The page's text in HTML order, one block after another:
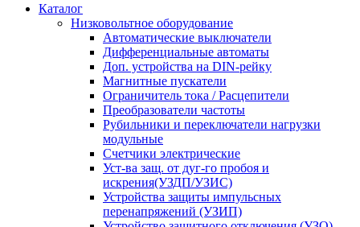
Каталог
Низковольтное оборудование
Автоматические выключатели
Дифференциальные автоматы
Доп. устройства на DIN-рейку
Магнитные пускатели
Ограничитель тока / Расцепители
Преобразователи частоты
Рубильники и переключатели нагрузки
модульные
Счетчики электрические
Уст-ва защ. от дуг-го пробоя и
искрения(УЗДП/УЗИС)
Устройства защиты импульсных
перенапряжений (УЗИП)